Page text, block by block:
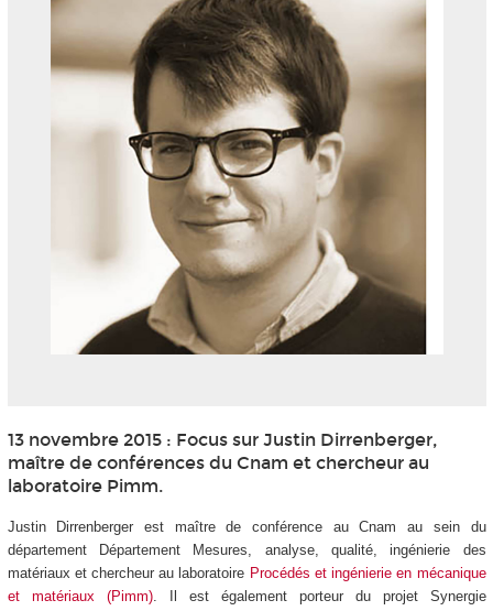
13 novembre 2015 : Focus sur Justin Dirrenberger,
maître de conférences du Cnam et chercheur au
laboratoire Pimm.
Justin Dirrenberger est maître de conférence au Cnam au sein du
département Département Mesures, analyse, qualité, ingénierie des
matériaux et chercheur au laboratoire Procédés et ingénierie en mécanique
et matériaux (Pimm). Il est également porteur du projet Synergie